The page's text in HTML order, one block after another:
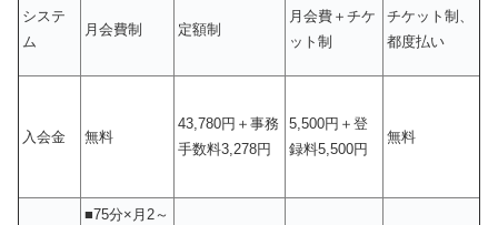
システ
ム
月会費制 定額制
月会費＋チケ
ット制
チケット制、
都度払い
入会金 無料
43,780円＋事務
手数料3,278円
5,500円＋登
録料5,500円
無料
■75分×月2～